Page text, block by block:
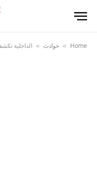
Home
» حوادث » الداخلية تكشف